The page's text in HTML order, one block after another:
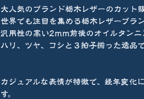
大人気のブランド栃木レザーのカット販
世界でも注目を集める栃木レザーブラ
汎用性の高い2mm前後のオイルタンニ
ハリ、ツヤ、コシと３拍子揃った逸品で
カジュアルな表情が特徴で、経年変化
す。